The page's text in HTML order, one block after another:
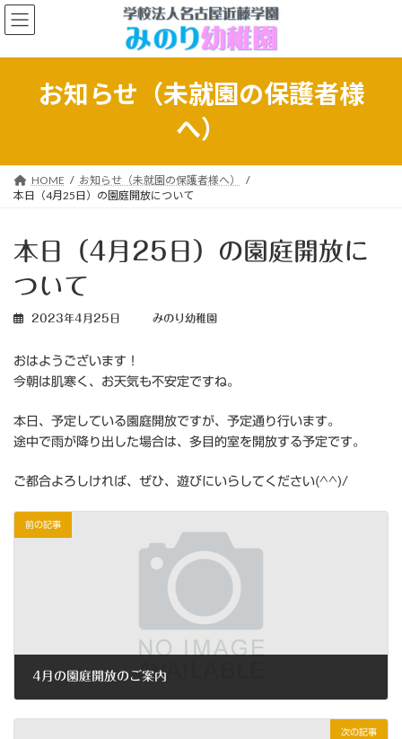
コ
ン
ン
プ
ナ
ビ
ー
動
お知らせ（未就園の保護者様
へ）
HOME
お知らせ（未就園の保護者様へ）
本日（4月25日）の園庭開放について
本日（4月25日）の園庭開放に
ついて
2023年4月25日 みのり幼稚園
おはようございます！
今朝は肌寒く、お天気も不安定ですね。
本日、予定している園庭開放ですが、予定通り行います。
途中で雨が降り出した場合は、多目的室を開放する予定です。
ご都合よろしければ、ぜひ、遊びにいらしてください(^^)/
前の記事
4月の園庭開放のご案内
次の記事